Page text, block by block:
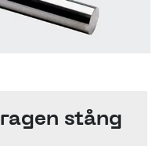
stång